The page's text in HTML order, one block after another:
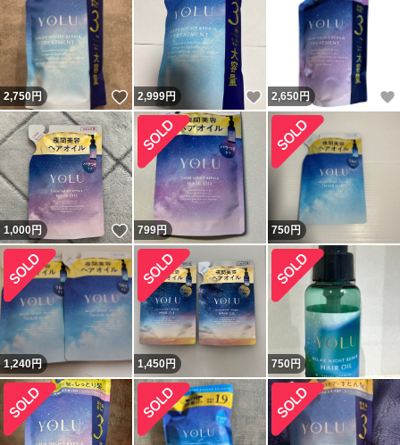
2,750円 いいね！
2,999円 いいね！
2,650円
1,000円 いいね！
799円 750円
1,240円 1,450円 750円